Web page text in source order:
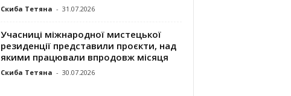
Скиба Тетяна - 31.07.2026
Учасниці міжнародної мистецької
резиденції представили проєкти, над
якими працювали впродовж місяця
Скиба Тетяна - 30.07.2026